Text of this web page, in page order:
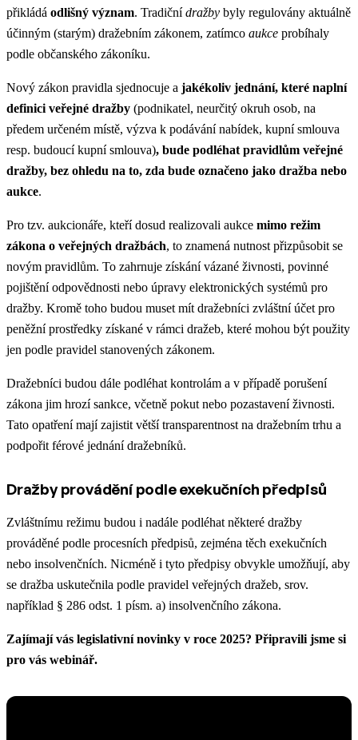
přikládá odlišný význam. Tradičnídražby byly regulovány aktuálně
účinným (starým) dražebním zákonem, zatímco aukce probíhaly
podle občanského zákoníku.
Nový zákon pravidla sjednocuje a jakékoliv jednání, které naplní
definici veřejné dražby (podnikatel, neurčitý okruh osob, na
předem určeném místě, výzva k podávání nabídek, kupní smlouva
resp. budoucí kupní smlouva), bude podléhat pravidlům veřejné
dražby, bez ohledu na to, zda bude označeno jako dražba nebo
aukce.
Pro tzv. aukcionáře, kteří dosud realizovali aukce mimo režim
zákona o veřejných dražbách, to znamená nutnost přizpůsobit se
novým pravidlům. To zahrnuje získání vázané živnosti, povinné
pojištění odpovědnosti nebo úpravy elektronických systémů pro
dražby. Kromě toho budou muset mít dražebníci zvláštní účet pro
peněžní prostředky získané v rámci dražeb, které mohou být použity
jen podle pravidel stanovených zákonem.
Dražebníci budou dále podléhat kontrolám a v případě porušení
zákona jim hrozí sankce, včetně pokut nebo pozastavení živnosti.
Tato opatření mají zajistit větší transparentnost na dražebním trhu a
podpořit férové jednání dražebníků.
Dražby provádění podle exekučních předpisů
Zvláštnímu režimu budou i nadále podléhat některé dražby
prováděné podle procesních předpisů, zejména těch exekučních
nebo insolvenčních. Nicméně i tyto předpisy obvykle umožňují, aby
se dražba uskutečnila podle pravidel veřejných dražeb, srov.
například § 286 odst. 1 písm. a) insolvenčního zákona.
Zajímají vás legislativní novinky v roce 2025? Připravili jsme si
pro vás webinář.